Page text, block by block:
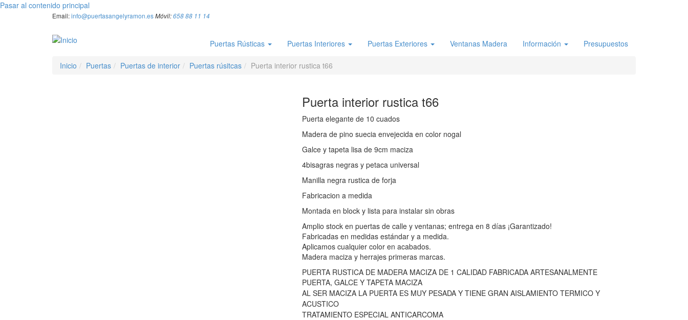
Pasar al contenido principal
Email:info@puertasangelyramon.esMóvil:658 88 11 14
Puertas Rústicas Puertas Interiores Puertas Exteriores Ventanas Madera Información Presupuestos
Inicio Puertas Puertas de interior Puertas rúsitcas Puerta interior rustica t66
Puerta interior rustica t66
Puerta elegante de 10 cuados
Madera de pino suecia envejecida en color nogal
Galce y tapeta lisa de 9cm maciza
4bisagras negras y petaca universal
Manilla negra rustica de forja
Fabricacion a medida
Montada en block y lista para instalar sin obras
Amplio stock en puertas de calle y ventanas; entrega en 8 días ¡Garantizado!
Fabricadas en medidas estándar y a medida.
Aplicamos cualquier color en acabados.
Madera maciza y herrajes primeras marcas.
PUERTA RUSTICA DE MADERA MACIZA DE 1 CALIDAD FABRICADA ARTESANALMENTE
PUERTA, GALCE Y TAPETA MACIZA
AL SER MACIZA LA PUERTA ES MUY PESADA Y TIENE GRAN AISLAMIENTO TERMICO Y
ACUSTICO
TRATAMIENTO ESPECIAL ANTICARCOMA